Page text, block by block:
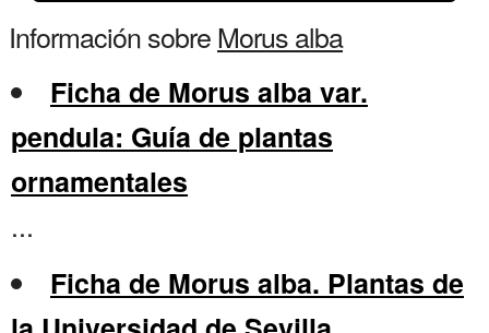
Información sobreMorus alba
Ficha de Morus alba var.
pendula: Guía de plantas
ornamentales
...
Ficha de Morus alba. Plantas de